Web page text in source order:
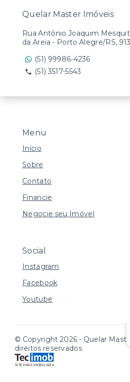
Menu
Início
Sobre
Contato
Financie
Negocie seu Imóvel
Social
Instagram
Facebook
Youtube
© Copyright 2026 - Quelar
direitos reservados
SITE PARA IMOBILIARIA
Quelar Master Imóveis
Rua Antônio Joaquim
da Areia - Porto Alegre/RS,
(51) 99986-4236
(51) 3517-5543